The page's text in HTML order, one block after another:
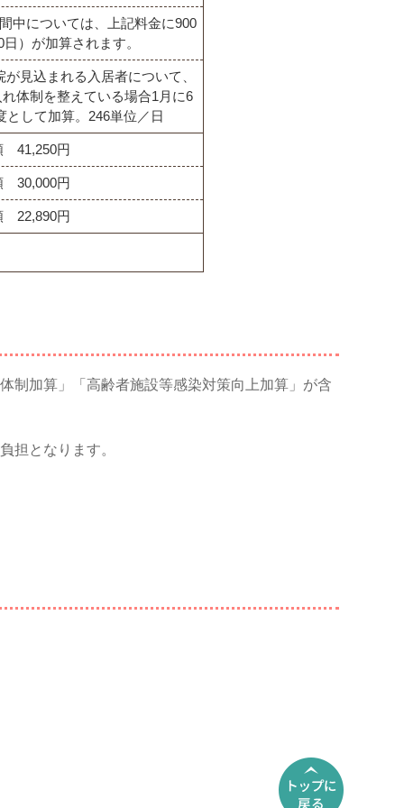
中については、上記料金に900
）が加算されます。
見込まれる入居者について、
体制を整えている場合1月に6
として加算。246単位／日
41,250円
30,000円
22,890円
制加算」「高齢者施設等感染対策向上加算」が含
担となります。